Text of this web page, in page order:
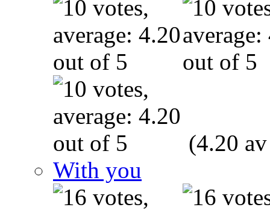
(4.20
With you